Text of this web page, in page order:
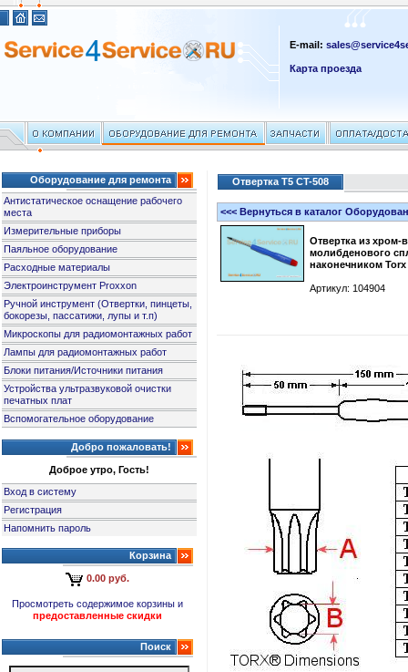
E-mail:
Карта проезда
Оборудование для ремонта
Антистатическое оснащение рабочего
места
Измерительные приборы
Паяльное оборудование
Расходные материалы
Электроинструмент Proxxon
Ручной инструмент (Отвертки, пинцеты,
бокорезы, пассатижи, лупы и т.п)
Микроскопы для радиомонтажных работ
Лампы для радиомонтажных работ
Блоки питания/Источники питания
Устройства ультразвуковой очистки
печатных плат
Вспомогательное оборудование
Добро пожаловать!
Доброе утро, Гость!
Вход в систему
Регистрация
Напомнить пароль
Корзина
0.00 руб.
Просмотреть содержимое корзины и
предоставленные скидки
Поиск
Отвертка T5 CT-508
<<< Вернуться в каталог
Отвертка из хром-
молибденового
наконечником Torx
Артикул: 104904